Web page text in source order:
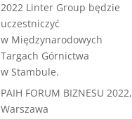
2022 Linter Group będzie
uczestniczyć
w Międzynarodowych
Targach Górnictwa
w Stambule.
PAIH FORUM BIZNESU 2022,
Warszawa